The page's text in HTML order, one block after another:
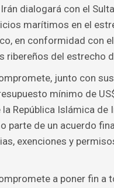
dialogará con el
marítimos en el
en conformidad con
ribereños del estrecho
junto con
mínimo de
República Islámica de
parte de un acuerdo
exenciones y
a poner fin a